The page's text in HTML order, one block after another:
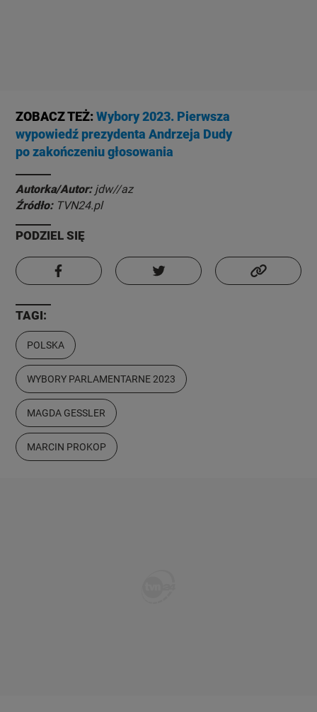
ZOBACZ TEŻ:Wybory 2023. Pierwsza
wypowiedź prezydenta Andrzeja Dudy
po zakończeniu głosowania
Autorka/Autor: jdw//az
Źródło: TVN24.pl
PODZIEL SIĘ
TAGI:
POLSKA
WYBORY PARLAMENTARNE 2023
MAGDA GESSLER
MARCIN PROKOP